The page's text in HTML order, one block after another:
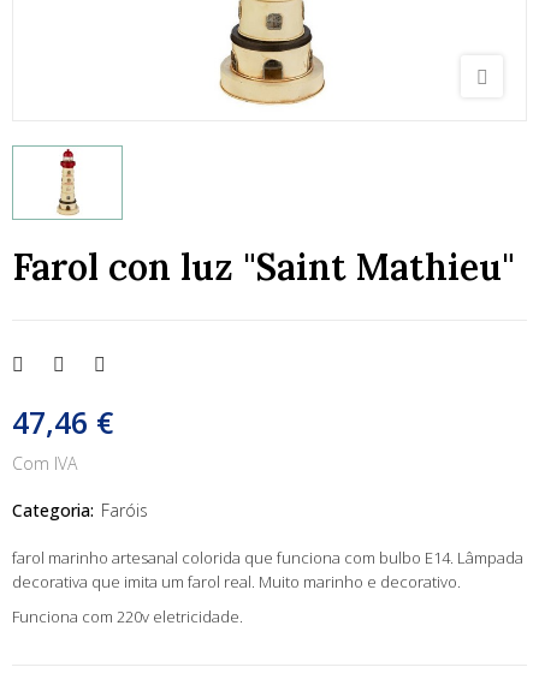
Farol con luz "Saint Mathieu"
47,46 €
Com IVA
Categoria: Faróis
farol marinho artesanal colorida que funciona com bulbo E14. Lâmpada
decorativa que imita um farol real. Muito marinho e decorativo.
Funciona com 220v eletricidade.